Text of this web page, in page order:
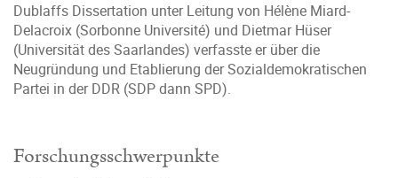
Dublaffs Dissertation unter Leitung von Hélène Miard-
Delacroix (Sorbonne Université) und Dietmar Hüser
(Universität des Saarlandes) verfasste er über die
Neugründung und Etablierung der Sozialdemokratischen
Partei in der DDR (SDP dann SPD).
Forschungsschwerpunkte